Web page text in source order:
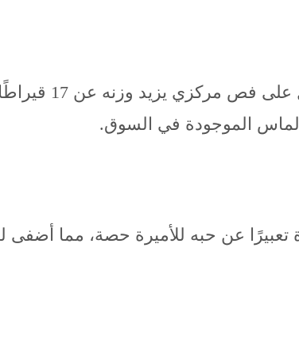
تزينت الأميرة
الموجودة في السوق.
تعبيرًا عن حبه للأميرة حصة، مما